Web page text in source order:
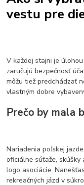
vestu pre
V každej stajni je
zaručujú bezpečnosť
môžu tiež predchádzať
vlastným dobre
Prečo by mala
Nariadenia poľskej
oficiálne súťaže,
logo asociácie.
rekreačných jázd v